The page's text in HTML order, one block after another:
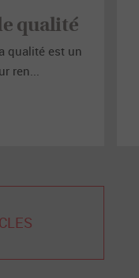
qualité
qualité est un
ren...